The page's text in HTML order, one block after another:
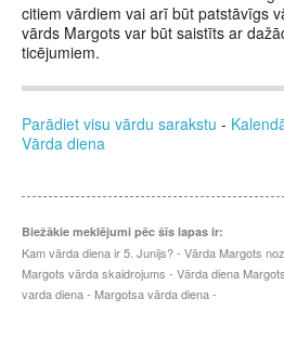
citiem vārdiem vai arī būt patstāvīgs
vārds Margots var būt saistīts ar
ticējumiem.
Parādiet visu vārdu sarakstu -
Vārda diena
Biežākie meklējumi pēc šīs lapas ir:
Kam vārda diena ir 5. Junijs? - Vārda Margots
Margots vārda skaidrojums - Vārda diena
varda diena - Margotsa vārda diena -